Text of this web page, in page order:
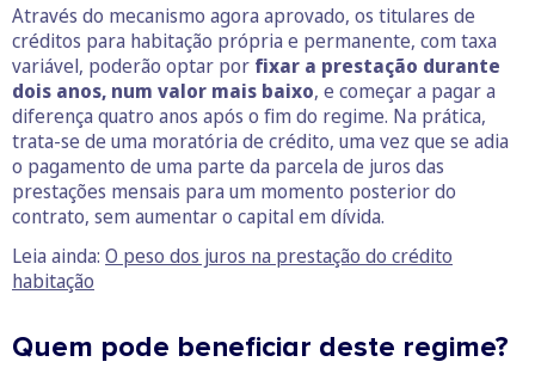
Através do mecanismo agora aprovado, os titulares de
créditos para habitação própria e permanente, com taxa
variável, poderão optar por fixar a prestação durante
dois anos, num valor mais baixo, e começar a pagar a
diferença quatro anos após o fim do regime. Na prática,
trata-se de uma moratória de crédito, uma vez que se adia
o pagamento de uma parte da parcela de juros das
prestações mensais para um momento posterior do
contrato, sem aumentar o capital em dívida.
Leia ainda: O peso dos juros na prestação do crédito
habitação
Quem pode beneficiar deste regime?